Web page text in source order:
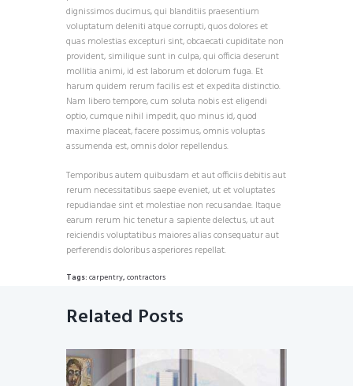
dignissimos ducimus, qui blanditiis praesentium
voluptatum deleniti atque corrupti, quos dolores et
quas molestias excepturi sint, obcaecati cupiditate non
provident, similique sunt in culpa, qui officia deserunt
mollitia animi, id est laborum et dolorum fuga. Et
harum quidem rerum facilis est et expedita distinctio.
Nam libero tempore, cum soluta nobis est eligendi
optio, cumque nihil impedit, quo minus id, quod
maxime placeat, facere possimus, omnis voluptas
assumenda est, omnis dolor repellendus.
Temporibus autem quibusdam et aut officiis debitis aut
rerum necessitatibus saepe eveniet, ut et voluptates
repudiandae sint et molestiae non recusandae. Itaque
earum rerum hic tenetur a sapiente delectus, ut aut
reiciendis voluptatibus maiores alias consequatur aut
perferendis doloribus asperiores repellat.
Tags:carpentry,contractors
Related Posts